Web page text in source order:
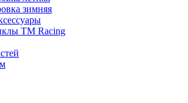
зимняя
TM Racing